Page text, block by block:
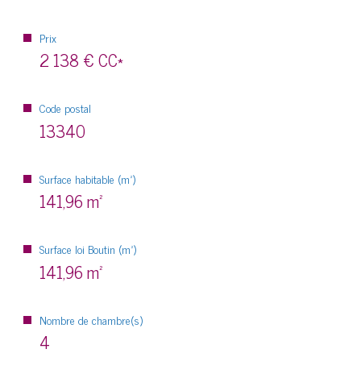
Prix
2 138 €CC*
Code postal
13340
Surface habitable (m²)
141,96 m²
Surface loi Boutin (m²)
141,96 m²
Nombre de chambre(s)
4